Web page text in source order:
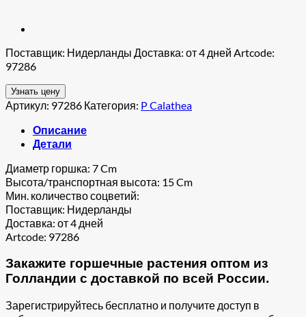
Поставщик: Нидерланды Доставка: от 4 дней Artcode:
97286
Узнать цену
Артикул: 97286 Категория: P Calathea
Описание
Детали
Диаметр горшка: 7 Cm
Высота/транспортная высота: 15 Cm
Мин. количество соцветий:
Поставщик: Нидерланды
Доставка: от 4 дней
Artcode: 97286
Закажите горшечные растения оптом из
Голландии с доставкой по всей России.
Зарегистрируйтесь бесплатно и получите доступ в